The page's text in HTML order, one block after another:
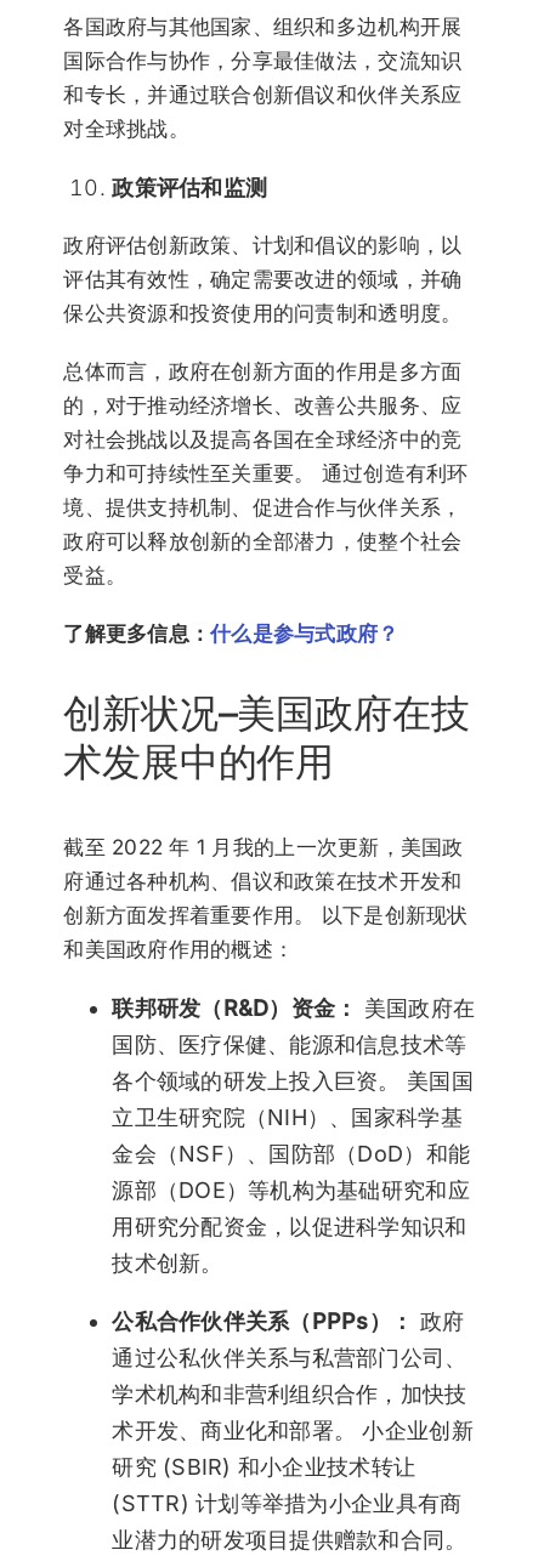
各国政府与其他国家、组织和多边机构开展
国际合作与协作，分享最佳做法，交流知识
和专长，并通过联合创新倡议和伙伴关系应
对全球挑战。
政策评估和监测
政府评估创新政策、计划和倡议的影响，以
评估其有效性，确定需要改进的领域，并确
保公共资源和投资使用的问责制和透明度。
总体而言，政府在创新方面的作用是多方面
的，对于推动经济增长、改善公共服务、应
对社会挑战以及提高各国在全球经济中的竞
争力和可持续性至关重要。 通过创造有利环
境、提供支持机制、促进合作与伙伴关系，
政府可以释放创新的全部潜力，使整个社会
受益。
了解更多信息：什么是参与式政府？
创新状况–美国政府在技
术发展中的作用
截至 2022 年 1 月我的上一次更新，美国政
府通过各种机构、倡议和政策在技术开发和
创新方面发挥着重要作用。 以下是创新现状
和美国政府作用的概述：
联邦研发（R&D）资金： 美国政府在
国防、医疗保健、能源和信息技术等
各个领域的研发上投入巨资。 美国国
立卫生研究院（NIH）、国家科学基
金会（NSF）、国防部（DoD）和能
源部（DOE）等机构为基础研究和应
用研究分配资金，以促进科学知识和
技术创新。
公私合作伙伴关系（PPPs）： 政府
通过公私伙伴关系与私营部门公司、
学术机构和非营利组织合作，加快技
术开发、商业化和部署。 小企业创新
研究 (SBIR) 和小企业技术转让
(STTR) 计划等举措为小企业具有商
业潜力的研发项目提供赠款和合同。